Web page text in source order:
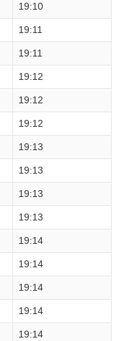
19:10
19:11
19:11
19:12
19:12
19:12
19:13
19:13
19:13
19:13
19:14
19:14
19:14
19:14
19:14